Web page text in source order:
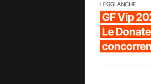
LEGGI ANCHE
GF Vip
Le